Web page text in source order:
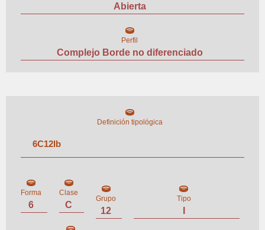
Abierta
Perfil
Complejo Borde no diferenciado
Definición tipológica
6C12Ib
Forma
6
Clase
C
Grupo
12
Tipo